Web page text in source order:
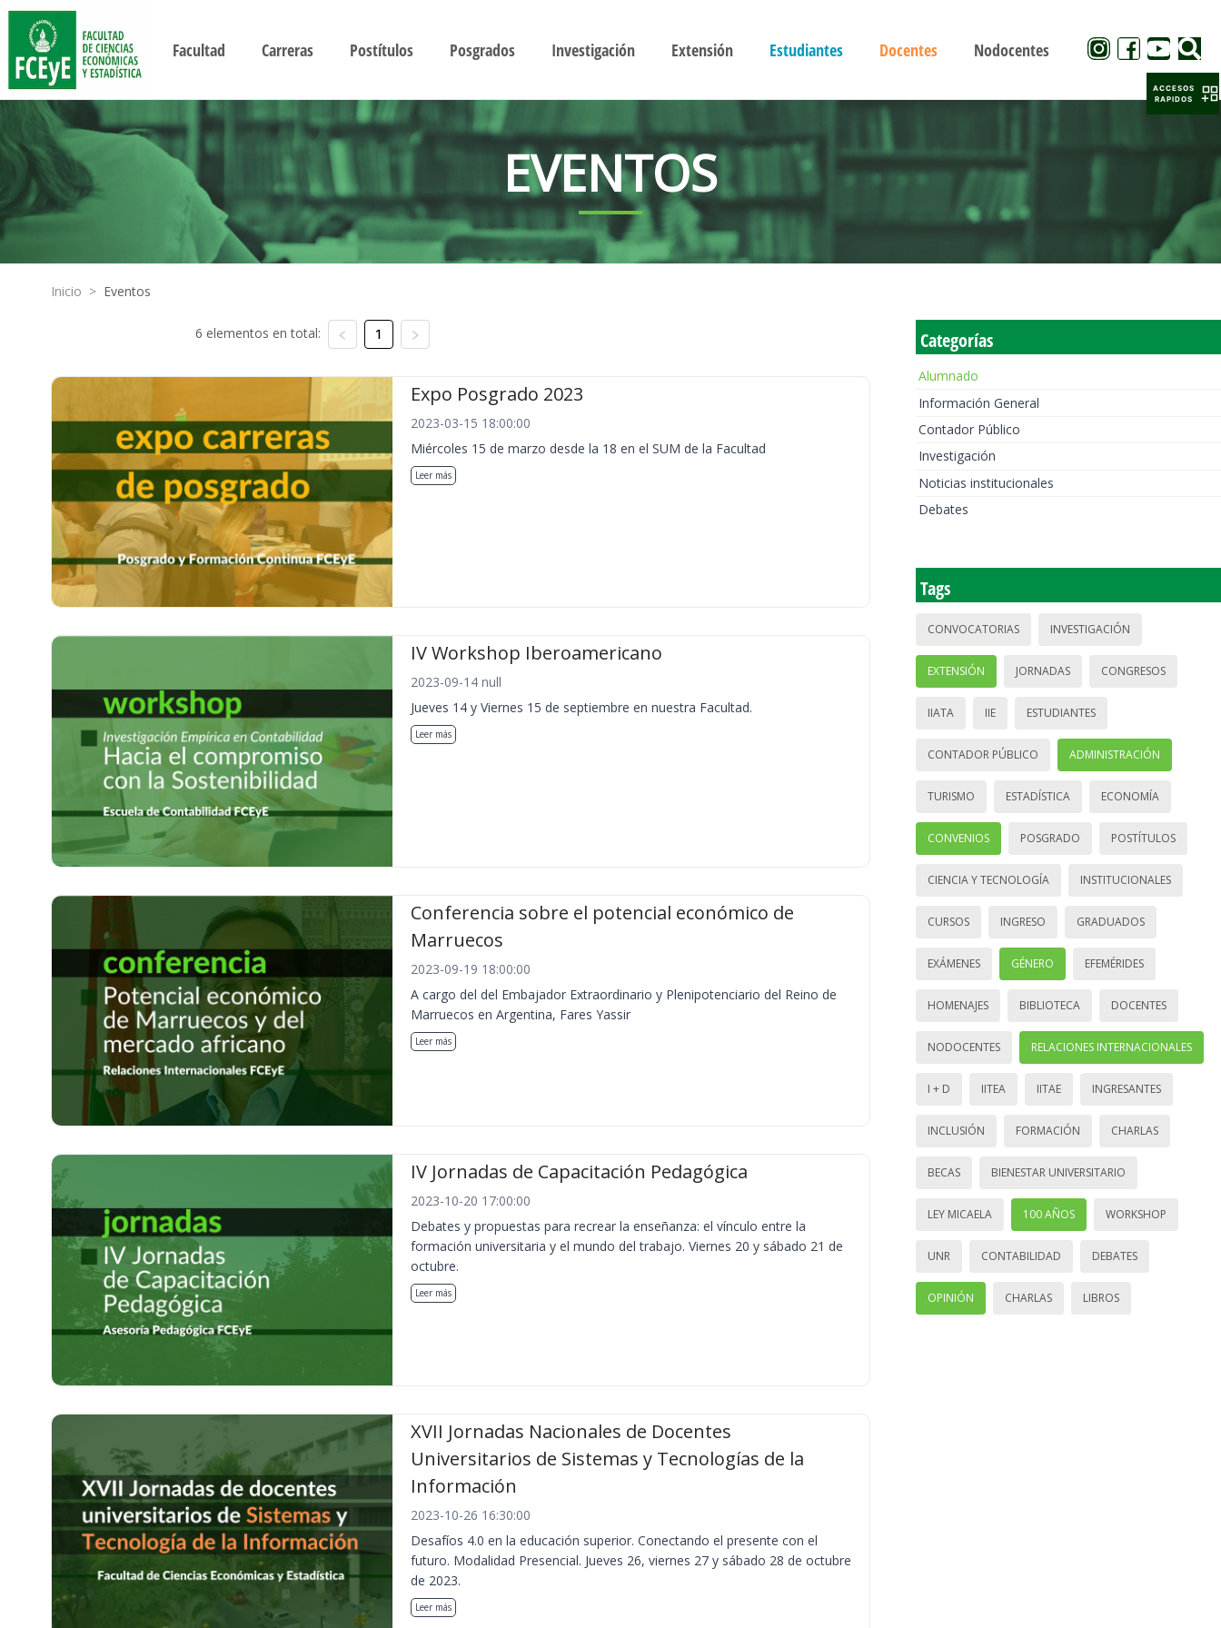
Facultad Carreras Postítulos Posgrados Investigación Extensión Estudiantes Docentes Nodocentes
EVENTOS
Inicio > Eventos
6 elementos en total: 1
Expo Posgrado 2023
2023-03-15 18:00:00
Miércoles 15 de marzo desde la 18 en el SUM de la Facultad
Leer más
IV Workshop Iberoamericano
2023-09-14 null
Jueves 14 y Viernes 15 de septiembre en nuestra Facultad.
Leer más
Conferencia sobre el potencial económico de
Marruecos
2023-09-19 18:00:00
A cargo del del Embajador Extraordinario y Plenipotenciario del Reino de
Marruecos en Argentina, Fares Yassir
Leer más
IV Jornadas de Capacitación Pedagógica
2023-10-20 17:00:00
Debates y propuestas para recrear la enseñanza: el vínculo entre la
formación universitaria y el mundo del trabajo. Viernes 20 y sábado 21 de
octubre.
Leer más
XVII Jornadas Nacionales de Docentes
Universitarios de Sistemas y Tecnologías de la
Información
2023-10-26 16:30:00
Desafíos 4.0 en la educación superior. Conectando el presente con el
futuro. Modalidad Presencial. Jueves 26, viernes 27 y sábado 28 de octubre
de 2023.
Leer más
Categorías
Alumnado
Información General
Contador Público
Investigación
Noticias institucionales
Debates
Tags
CONVOCATORIAS INVESTIGACIÓN
EXTENSIÓN JORNADAS CONGRESOS
IIATA IIE ESTUDIANTES
CONTADOR PÚBLICO ADMINISTRACIÓN
TURISMO ESTADÍSTICA ECONOMÍA
CONVENIOS POSGRADO POSTÍTULOS
CIENCIA Y TECNOLOGÍA INSTITUCIONALES
CURSOS INGRESO GRADUADOS
EXÁMENES GÉNERO EFEMÉRIDES
HOMENAJES BIBLIOTECA DOCENTES
NODOCENTES RELACIONES INTERNACIONALES
I + D IITEA IITAE INGRESANTES
INCLUSIÓN FORMACIÓN CHARLAS
BECAS BIENESTAR UNIVERSITARIO
LEY MICAELA 100 AÑOS WORKSHOP
UNR CONTABILIDAD DEBATES
OPINIÓN CHARLAS LIBROS
ACCESOS
RAPIDOS